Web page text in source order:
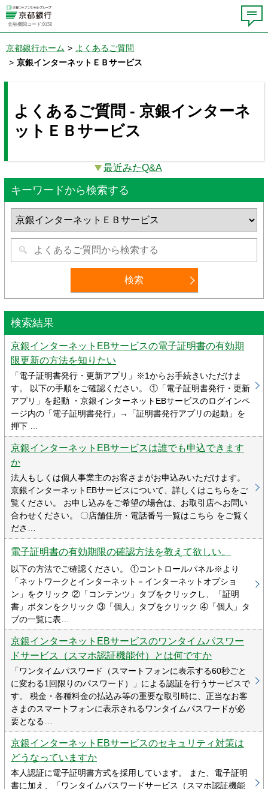
金融機関コード:0158
京都銀行ホーム > よくあるご質問
> 京銀インターネットＥＢサービス
よくあるご質問 - 京銀インターネ
ットＥＢサービス
最近みたQ&A
キーワードから検索する
検索結果
京銀インターネットEBサービスの電子証明書の有効期
限更新の方法を知りたい
「電子証明書発行・更新アプリ」※1からお手続きいただけま
す。 以下の手順をご確認ください。 ①「電子証明書発行・更新
アプリ」を起動 ・京銀インターネットEBサービスのログインペ
ージ内の「電子証明書発行」→「証明書発行アプリの起動」を
押下 …
京銀インターネットEBサービスは誰でも申込できます
か
法人もしくは個人事業主のお客さまがお申込みいただけます。
京銀インターネットEBサービスについて、詳しくはこちらをご
覧ください。 お申し込みをご希望の場合は、お取引店へお問い
合わせください。 〇店舗住所・電話番号一覧はこちら をご覧く
ださ…
電子証明書の有効期限の確認方法を教えて欲しい。
以下の方法でご確認ください。 ①コントロールパネル※より
「ネットワークとインターネット－インターネットオプショ
ン」をクリック ②「コンテンツ」タブをクリックし、「証明
書」ボタンをクリック ③「個人」タブをクリック ④「個人」タ
ブの一覧に表…
京銀インターネットEBサービスのワンタイムパスワー
ドサービス（スマホ認証機能付）とは何ですか
「ワンタイムパスワード（スマートフォンに表示する60秒ごと
に変わる1回限りのパスワード）」による認証を行うサービスで
す。 税金・各種料金の払込み等の重要な取引時に、正当なお客
さまのスマートフォンに表示されるワンタイムパスワードが必
要となる…
京銀インターネットEBサービスのセキュリティ対策は
どうなっていますか
本人認証に電子証明書方式を採用しています。 また、電子証明
書に加え、「ワンタイムパスワードサービス（スマホ認証機能